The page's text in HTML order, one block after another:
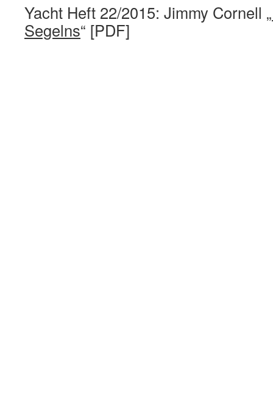
Yacht Heft 22/2015: Jimmy Cornell „
Segelns“ [PDF]